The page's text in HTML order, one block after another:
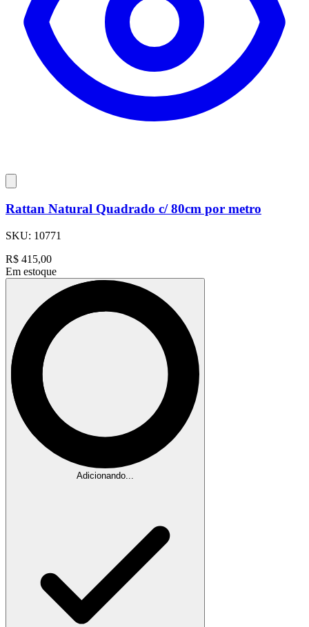
Rattan Natural Quadrado c/ 80cm por metro
SKU: 10771
R$ 415,00
Em estoque
Adicionando...